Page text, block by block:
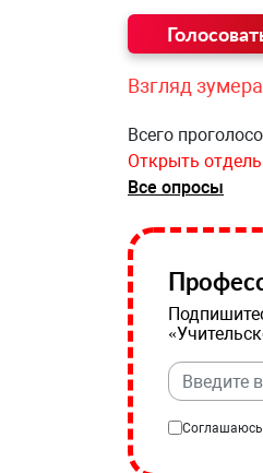
Взгляд
Всего
Открыть
Все опросы